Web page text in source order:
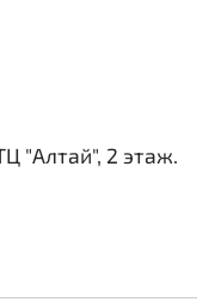
"Алтай", 2 этаж.